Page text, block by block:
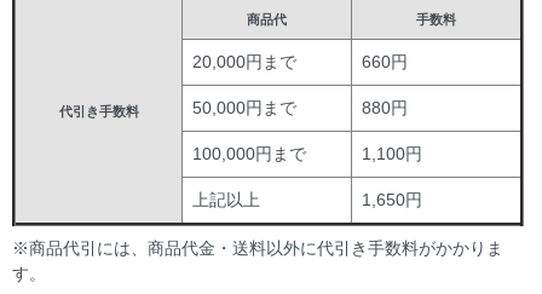
代引き手数料
商品代 手数料
20,000円まで 660円
50,000円まで 880円
100,000円まで 1,100円
上記以上 1,650円
※商品代引には、商品代金・送料以外に代引き手数料がかかりま
す。